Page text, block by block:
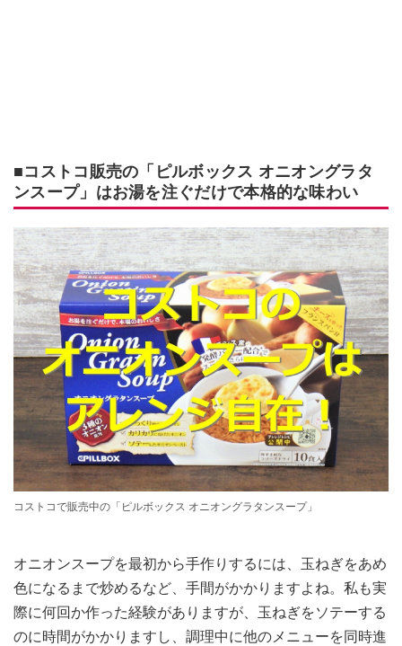
■コストコ販売の「ピルボックス オニオングラタ
ンスープ」はお湯を注ぐだけで本格的な味わい
コストコで販売中の「ピルボックス オニオングラタンスープ」
オニオンスープを最初から手作りするには、玉ねぎをあめ
色になるまで炒めるなど、手間がかかりますよね。私も実
際に何回か作った経験がありますが、玉ねぎをソテーする
のに時間がかかりますし、調理中に他のメニューを同時進